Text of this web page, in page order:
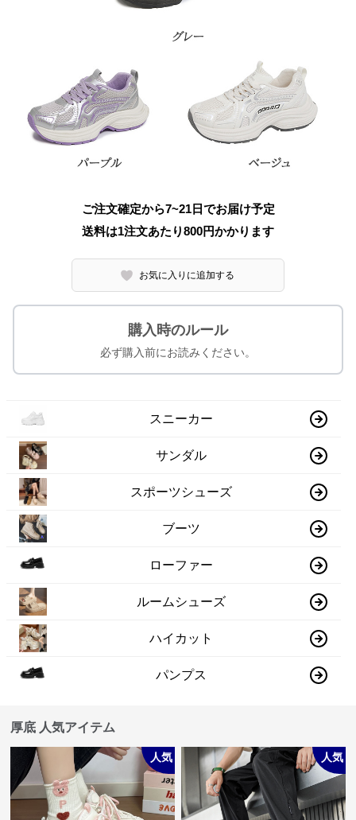
ご注文確定から7~21日でお届け予定
送料は1注文あたり800円かかります
お気に入りに追加する
購入時のルール
必ず購入前にお読みください。
スニーカー
サンダル
スポーツシューズ
ブーツ
ローファー
ルームシューズ
ハイカット
パンプス
厚底 人気アイテム
人気 人気